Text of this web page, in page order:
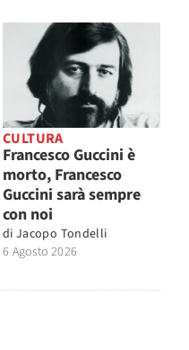
CULTURA
Francesco Guccini è
morto, Francesco
Guccini sarà sempre
con noi
di Jacopo Tondelli
6 Agosto 2026